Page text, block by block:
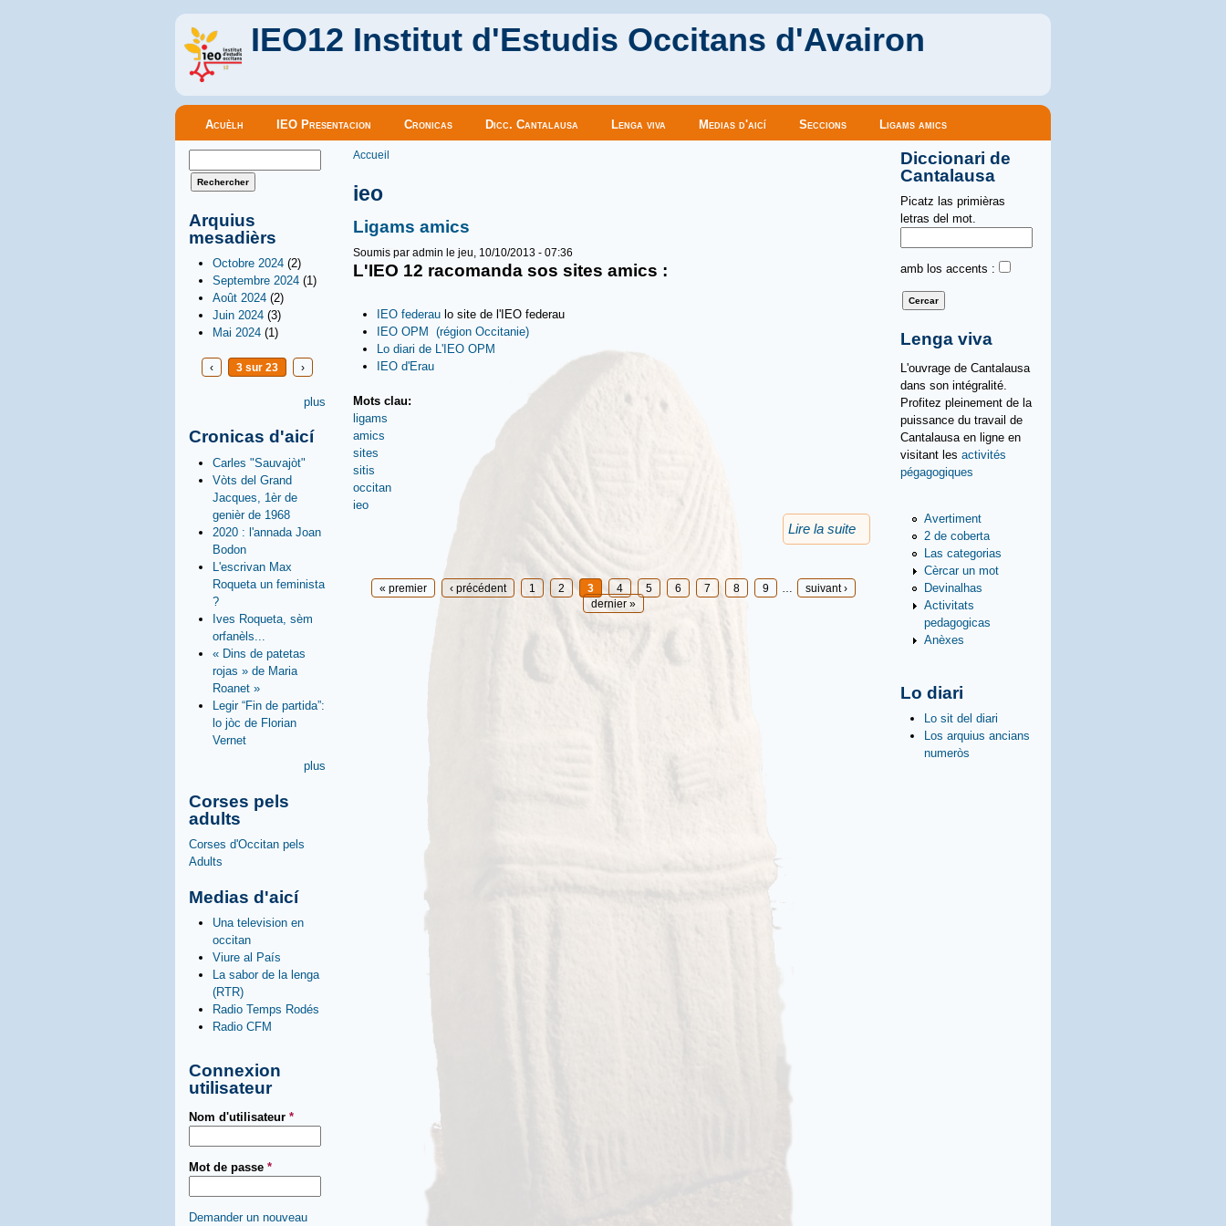
IEO12 Institut d'Estudis Occitans d'Avairon
Menu principal
Acuèlh IEO Presentacion Cronicas Dicc. Cantalausa Lenga viva Medias d'aicí Seccions Ligams amics
Formulaire de recherche
Arquius
mesadièrs
Octobre 2024 (2)
Septembre 2024 (1)
Août 2024 (2)
Juin 2024 (3)
Mai 2024 (1)
‹ 3 sur 23 ›
plus
Cronicas d'aicí
Carles "Sauvajòt"
Vòts del Grand
Jacques, 1èr de
genièr de 1968
2020 : l'annada Joan
Bodon
L'escrivan Max
Roqueta un feminista
?
Ives Roqueta, sèm
orfanèls...
« Dins de patetas
rojas » de Maria
Roanet »
Legir “Fin de partida”:
lo jòc de Florian
Vernet
plus
Corses pels
adults
Corses d'Occitan pels
Adults
Medias d'aicí
Una television en
occitan
Viure al País
La sabor de la lenga
(RTR)
Radio Temps Rodés
Radio CFM
Connexion
utilisateur
Nom d'utilisateur *
Mot de passe *
Demander un nouveau
Vous êtes ici
Accueil
ieo
Ligams amics
Soumis par admin le jeu, 10/10/2013 - 07:36
L'IEO 12 racomanda sos sites amics :
IEO federau lo site de l'IEO federau
IEO OPM (région Occitanie)
Lo diari de L'IEO OPM
IEO d'Erau
Mots clau:
ligams
amics
sites
sitis
occitan
ieo
Lire la suite de Ligams amics
Pages
« premier ‹ précédent 1 2 3 4 5 6 7 8 9
suivant ›
dernier »
Diccionari de
Cantalausa
Picatz las primièras
letras del mot.
amb los accents :
Lenga viva
L'ouvrage de Cantalausa
dans son intégralité.
Profitez pleinement de la
puissance du travail de
Cantalausa en ligne en
visitant les activités
pégagogiques
Avertiment
2 de coberta
Las categorias
Cèrcar un mot
Devinalhas
Activitats
pedagogicas
Anèxes
Lo diari
Lo sit del diari
Los arquius ancians
numeròs